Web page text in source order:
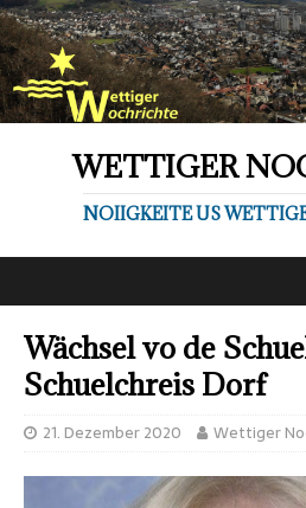
WETTIGER
NOIIGKEITE US
Wächsel vo de
Schuelchreis Dorf
21. Dezember 2020 Wettiger